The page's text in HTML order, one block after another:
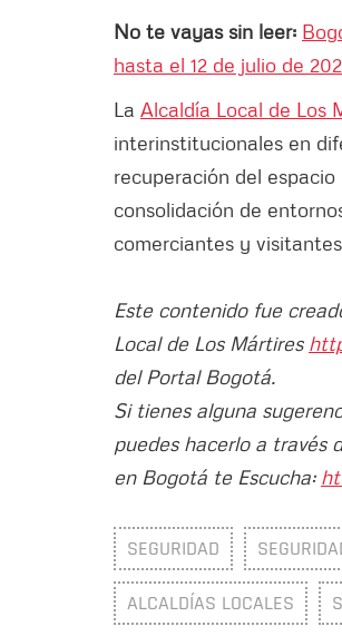
No te vayas sin leer:
hasta el 12 de julio de
La Alcaldía Local de Los
interinstitucionales en
recuperación del
consolidación de
comerciantes y
Este contenido fue
Local de Los Mártires
del Portal Bogotá.
Si tienes alguna
puedes hacerlo a través
en Bogotá te Escucha:
SEGURIDAD
ALCALDÍAS LOCALES